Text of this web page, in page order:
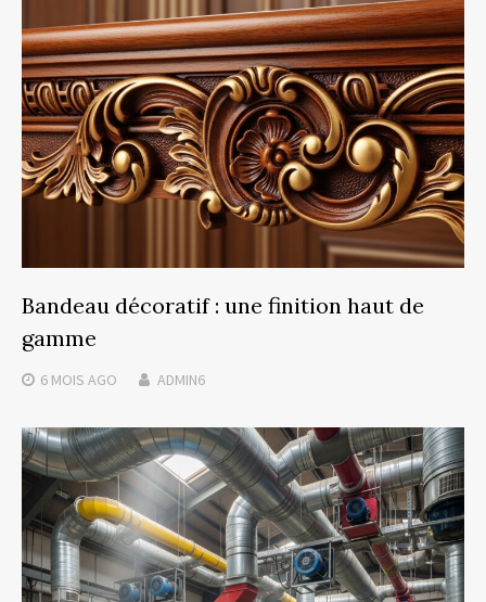
Bandeau décoratif : une finition haut de
gamme
6 MOIS AGO ADMIN6